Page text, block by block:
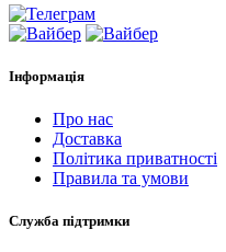
Інформація
Про нас
Доставка
Політика приватності
Правила та умови
Служба підтримки